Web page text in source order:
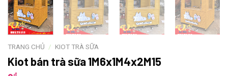
TRANG CHỦ / KIOT TRÀ SỮA
Kiot bán trà sữa 1M6x1M4x2M15